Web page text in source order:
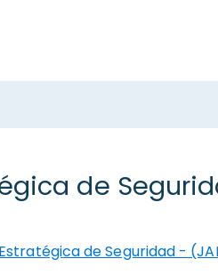
de
de Seguridad -